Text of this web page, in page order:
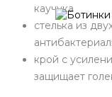
каучука
стелька из
крой с
защищает